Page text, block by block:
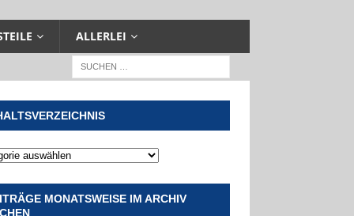
ALLERLEI
MONATSWEISE IM ARCHIV